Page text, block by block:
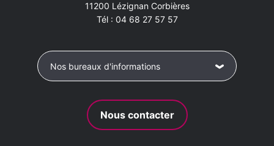
11200 Lézignan Corbières
Tél : 04 68 27 57 57
Nos bureaux d'informations
Nous contacter